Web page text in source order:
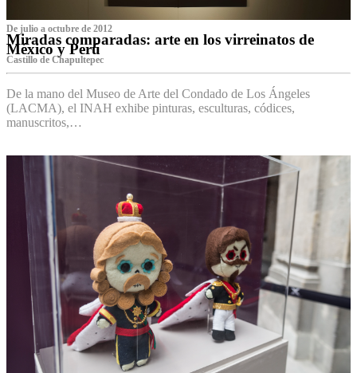
De julio a octubre de 2012
Miradas comparadas: arte en los virreinatos de
México y Perú
Castillo de Chapultepec
De la mano del Museo de Arte del Condado de Los Ángeles
(LACMA), el INAH exhibe pinturas, esculturas, códices,
manuscritos,…